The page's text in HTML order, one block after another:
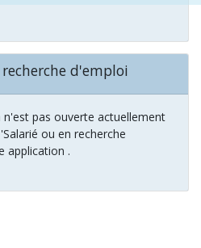
d'emploi
pas ouverte actuellement
ou en recherche
application .